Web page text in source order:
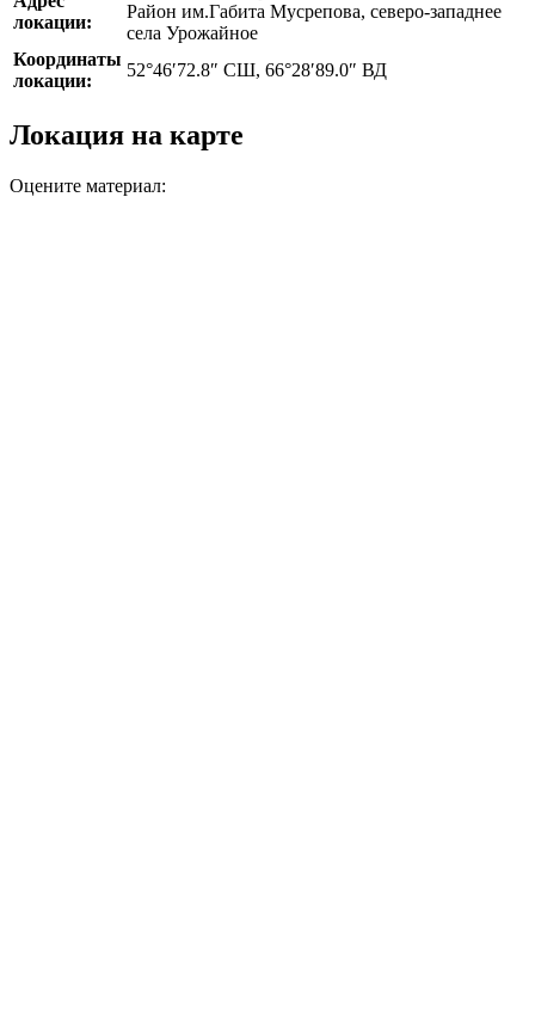
локации:
Район им.Габита Мусрепова, северо-западнее
села Урожайное
Координаты
локации:
52°46′72.8″ СШ, 66°28′89.0″ ВД
Локация на карте
Оцените материал: